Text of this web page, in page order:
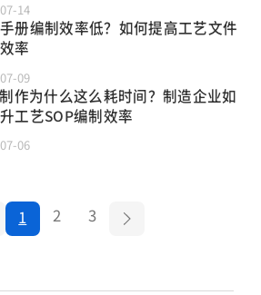
14
册编制效率低？如何提高工艺文件
率
09
作为什么这么耗时间？制造企业如
工艺SOP编制效率
06
1 2 3